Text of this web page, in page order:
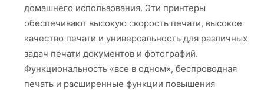
домашнего использования. Эти принтеры
обеспечивают высокую скорость печати, высокое
качество печати и универсальность для различных
задач печати документов и фотографий.
Функциональность «все в одном», беспроводная
печать и расширенные функции повышения